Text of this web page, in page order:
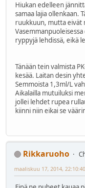
Hiukan edelleen
samaa lajia ollenkaan.
ruukkuun, mutta eivät
ryppyjä lehdissä, eikä
Tänään tein valmista
kesää. Laitan desin
Semmoista 1,3ml/L
Aikalailla mutuiluksi
jollei lehdet rupea
kiinni niin eikai se
Rikkaruoho
maaliskuu 17, 2014,